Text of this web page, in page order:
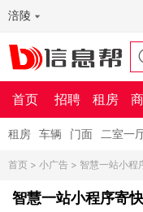
涪陵
首页 招聘 租房
租房 车辆 门面 二室一
首页 > 小广告 > 智慧一站小程
智慧一站小程序寄